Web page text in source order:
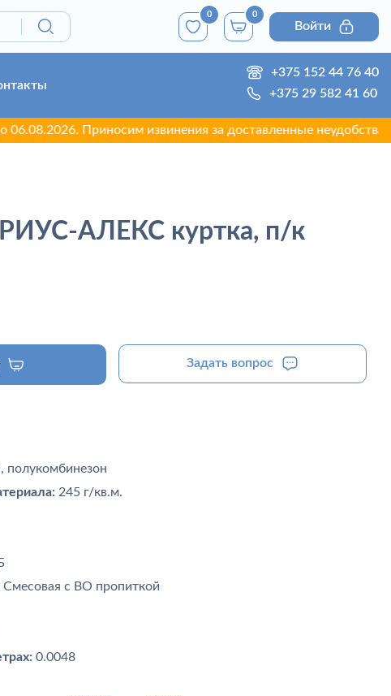
0 0
Войти
+375 152 44 76 40
+375 29 582 41 60
Приносим извинения за доставленные неудобства.
АЛЕКС куртка, п/к
Задать вопрос
полукомбинезон
245 г/кв.м.
Смесовая с ВО пропиткой
0.0048